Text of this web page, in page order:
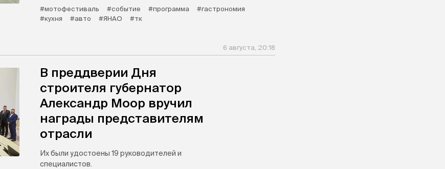
#мотофестиваль #событие #программа
#гастрономия
#кухня
#авто #ЯНАО #тк
6 августа, 20:18
В преддверии Дня
строителя губернатор
Александр Моор вручил
награды представителям
отрасли
Их были удостоены 19 руководителей и
специалистов.